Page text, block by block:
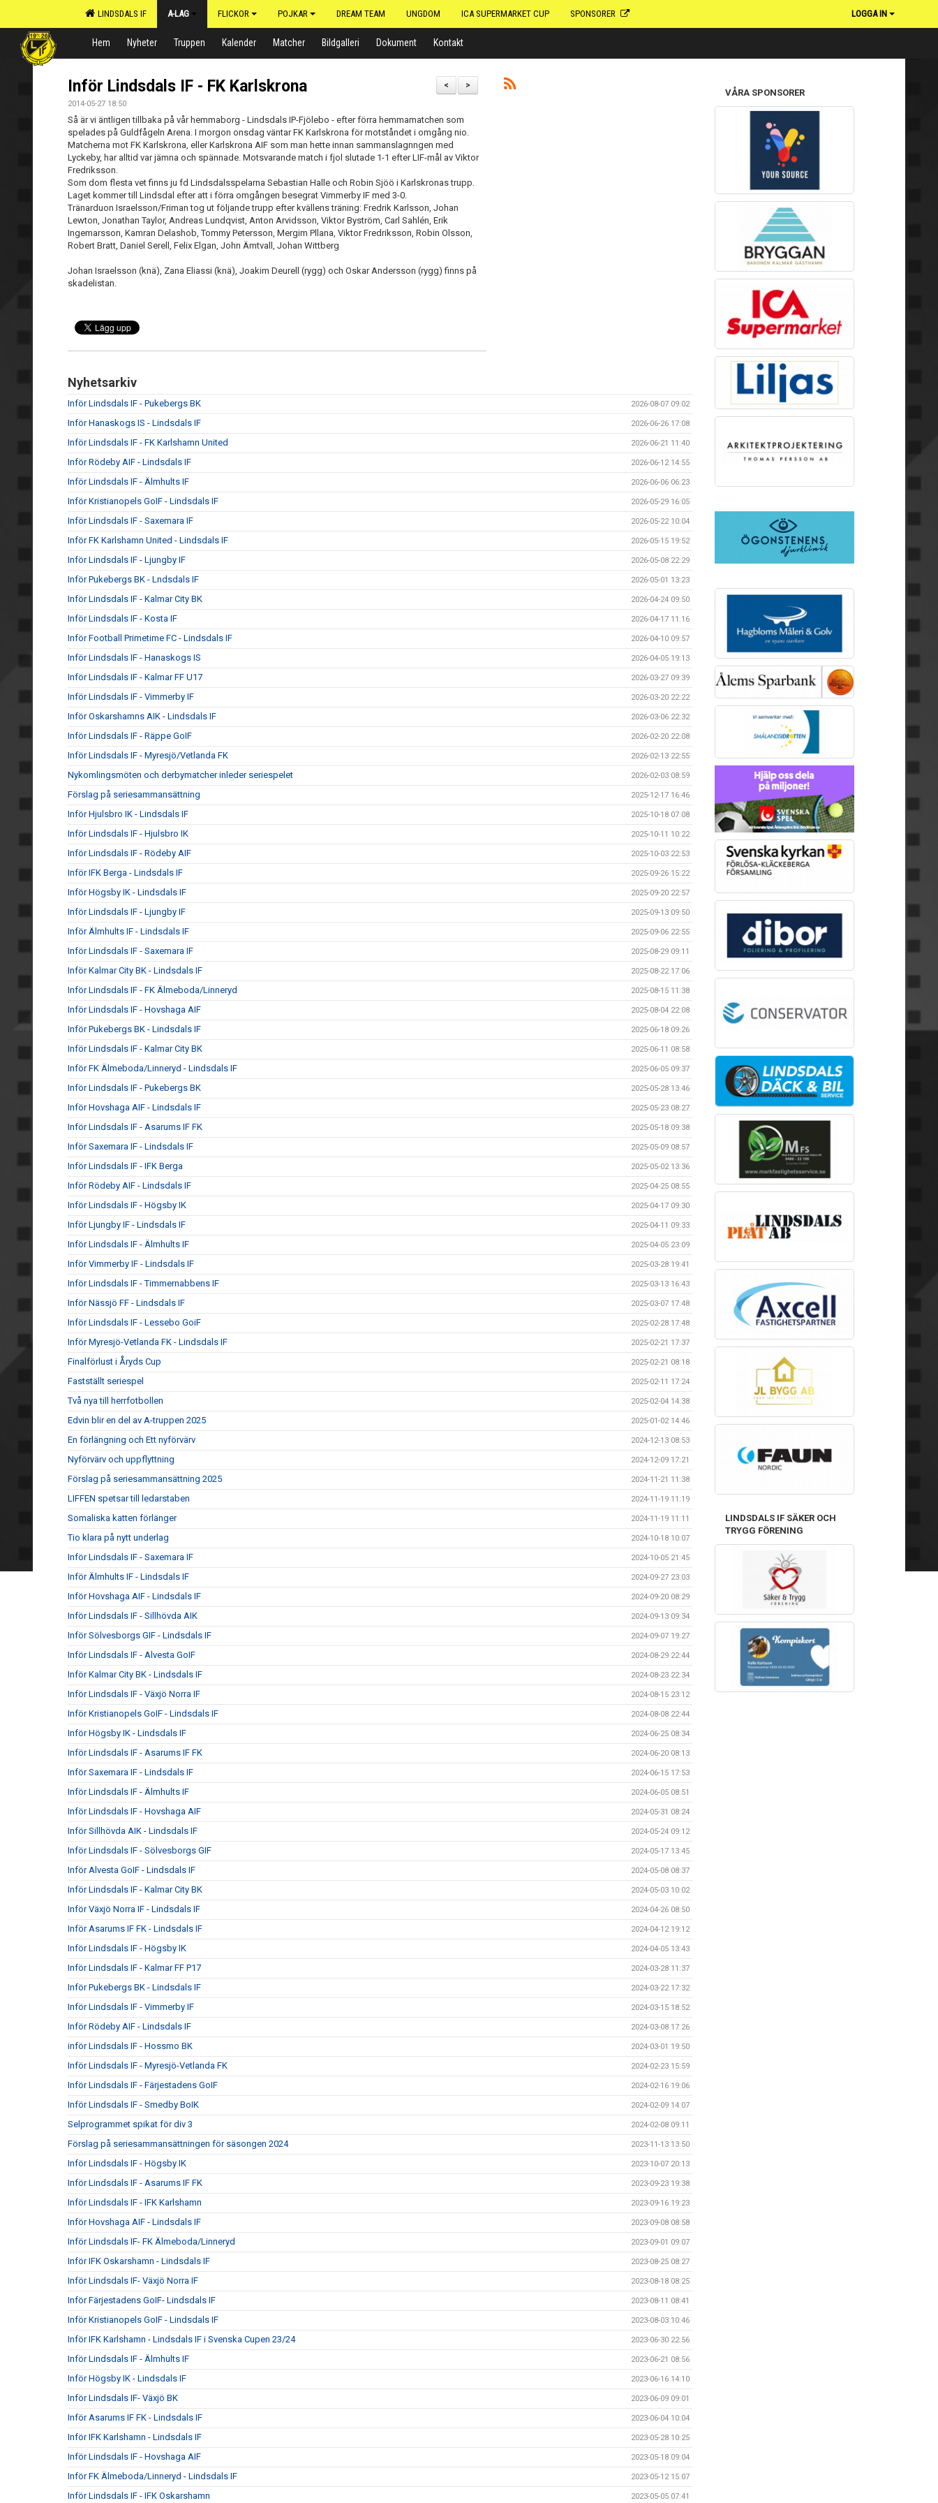
LINDSDALS IF A-LAG FLICKOR POJKAR DREAM TEAM UNGDOM ICA SUPERMARKET CUP SPONSORER LOGGA IN
Hem Nyheter Truppen Kalender Matcher Bildgalleri Dokument Kontakt
>
<
Inför Lindsdals IF - FK Karlskrona
2014-05-27 18:50
Så är vi äntligen tillbaka på vår hemmaborg - Lindsdals IP-Fjölebo - efter förra hemmamatchen som
spelades på Guldfågeln Arena. I morgon onsdag väntar FK Karlskrona för motståndet i omgång nio.
Matcherna mot FK Karlskrona, eller Karlskrona AIF som man hette innan sammanslagnngen med
Lyckeby, har alltid var jämna och spännade. Motsvarande match i fjol slutade 1-1 efter LIF-mål av Viktor
Fredriksson.
Som dom flesta vet finns ju fd Lindsdalsspelarna Sebastian Halle och Robin Sjöö i Karlskronas trupp.
Laget kommer till Lindsdal efter att i förra omgången besegrat Vimmerby IF med 3-0.
Tränarduon Israelsson/Friman tog ut följande trupp efter kvällens träning: Fredrik Karlsson, Johan
Lewton, Jonathan Taylor, Andreas Lundqvist, Anton Arvidsson, Viktor Byström, Carl Sahlén, Erik
Ingemarsson, Kamran Delashob, Tommy Petersson, Mergim Pllana, Viktor Fredriksson, Robin Olsson,
Robert Bratt, Daniel Serell, Felix Elgan, John Ämtvall, Johan Wittberg
Johan Israelsson (knä), Zana Eliassi (knä), Joakim Deurell (rygg) och Oskar Andersson (rygg) finns på
skadelistan.
Nyhetsarkiv
Inför Lindsdals IF - Pukebergs BK 2026-08-07 09:02
Inför Hanaskogs IS - Lindsdals IF 2026-06-26 17:08
Inför Lindsdals IF - FK Karlshamn United 2026-06-21 11:40
Inför Rödeby AIF - Lindsdals IF 2026-06-12 14:55
Inför Lindsdals IF - Älmhults IF 2026-06-06 06:23
Inför Kristianopels GoIF - Lindsdals IF 2026-05-29 16:05
Inför Lindsdals IF - Saxemara IF 2026-05-22 10:04
Inför FK Karlshamn United - Lindsdals IF 2026-05-15 19:52
Inför Lindsdals IF - Ljungby IF 2026-05-08 22:29
Inför Pukebergs BK - Lndsdals IF 2026-05-01 13:23
Inför Lindsdals IF - Kalmar City BK 2026-04-24 09:50
Inför Lindsdals IF - Kosta IF 2026-04-17 11:16
Inför Football Primetime FC - Lindsdals IF 2026-04-10 09:57
Inför Lindsdals IF - Hanaskogs IS 2026-04-05 19:13
Inför Lindsdals IF - Kalmar FF U17 2026-03-27 09:39
Inför Lindsdals IF - Vimmerby IF 2026-03-20 22:22
Inför Oskarshamns AIK - Lindsdals IF 2026-03-06 22:32
Inför Lindsdals IF - Räppe GoIF 2026-02-20 22:08
Inför Lindsdals IF - Myresjö/Vetlanda FK 2026-02-13 22:55
Nykomlingsmöten och derbymatcher inleder seriespelet 2026-02-03 08:59
Förslag på seriesammansättning 2025-12-17 16:46
Inför Hjulsbro IK - Lindsdals IF 2025-10-18 07:08
Inför Lindsdals IF - Hjulsbro IK 2025-10-11 10:22
Inför Lindsdals IF - Rödeby AIF 2025-10-03 22:53
Inför IFK Berga - Lindsdals IF 2025-09-26 15:22
Inför Högsby IK - Lindsdals IF 2025-09-20 22:57
Inför Lindsdals IF - Ljungby IF 2025-09-13 09:50
Inför Älmhults IF - Lindsdals IF 2025-09-06 22:55
Inför Lindsdals IF - Saxemara IF 2025-08-29 09:11
Inför Kalmar City BK - Lindsdals IF 2025-08-22 17:06
Inför Lindsdals IF - FK Älmeboda/Linneryd 2025-08-15 11:38
Inför Lindsdals IF - Hovshaga AIF 2025-08-04 22:08
Inför Pukebergs BK - Lindsdals IF 2025-06-18 09:26
Inför Lindsdals IF - Kalmar City BK 2025-06-11 08:58
Inför FK Älmeboda/Linneryd - Lindsdals IF 2025-06-05 09:37
Inför Lindsdals IF - Pukebergs BK 2025-05-28 13:46
Inför Hovshaga AIF - Lindsdals IF 2025-05-23 08:27
Inför Lindsdals IF - Asarums IF FK 2025-05-18 09:38
Inför Saxemara IF - Lindsdals IF 2025-05-09 08:57
Inför Lindsdals IF - IFK Berga 2025-05-02 13:36
Inför Rödeby AIF - Lindsdals IF 2025-04-25 08:55
Inför Lindsdals IF - Högsby IK 2025-04-17 09:30
Inför Ljungby IF - Lindsdals IF 2025-04-11 09:33
Inför Lindsdals IF - Älmhults IF 2025-04-05 23:09
Inför Vimmerby IF - Lindsdals IF 2025-03-28 19:41
Inför Lindsdals IF - Timmernabbens IF 2025-03-13 16:43
Inför Nässjö FF - Lindsdals IF 2025-03-07 17:48
Inför Lindsdals IF - Lessebo GoiF 2025-02-28 17:48
Inför Myresjö-Vetlanda FK - Lindsdals IF 2025-02-21 17:37
Finalförlust i Åryds Cup 2025-02-21 08:18
Fastställt seriespel 2025-02-11 17:24
Två nya till herrfotbollen 2025-02-04 14:38
Edvin blir en del av A-truppen 2025 2025-01-02 14:46
En förlängning och Ett nyförvärv 2024-12-13 08:53
Nyförvärv och uppflyttning 2024-12-09 17:21
Förslag på seriesammansättning 2025 2024-11-21 11:38
LIFFEN spetsar till ledarstaben 2024-11-19 11:19
Somaliska katten förlänger 2024-11-19 11:11
Tio klara på nytt underlag 2024-10-18 10:07
Inför Lindsdals IF - Saxemara IF 2024-10-05 21:45
Inför Älmhults IF - Lindsdals IF 2024-09-27 23:03
Inför Hovshaga AIF - Lindsdals IF 2024-09-20 08:29
Inför Lindsdals IF - Sillhövda AIK 2024-09-13 09:34
Inför Sölvesborgs GIF - Lindsdals IF 2024-09-07 19:27
Inför Lindsdals IF - Alvesta GoIF 2024-08-29 22:44
Inför Kalmar City BK - Lindsdals IF 2024-08-23 22:34
Inför Lindsdals IF - Växjö Norra IF 2024-08-15 23:12
Inför Kristianopels GoIF - Lindsdals IF 2024-08-08 22:44
Inför Högsby IK - Lindsdals IF 2024-06-25 08:34
Inför Lindsdals IF - Asarums IF FK 2024-06-20 08:13
Inför Saxemara IF - Lindsdals IF 2024-06-15 17:53
Inför Lindsdals IF - Älmhults IF 2024-06-05 08:51
Inför Lindsdals IF - Hovshaga AIF 2024-05-31 08:24
Inför Sillhövda AIK - Lindsdals IF 2024-05-24 09:12
Inför Lindsdals IF - Sölvesborgs GIF 2024-05-17 13:45
Inför Alvesta GoIF - Lindsdals IF 2024-05-08 08:37
Inför Lindsdals IF - Kalmar City BK 2024-05-03 10:02
Inför Växjö Norra IF - Lindsdals IF 2024-04-26 08:50
Inför Asarums IF FK - Lindsdals IF 2024-04-12 19:12
Inför Lindsdals IF - Högsby IK 2024-04-05 13:43
Inför Lindsdals IF - Kalmar FF P17 2024-03-28 11:37
Inför Pukebergs BK - Lindsdals IF 2024-03-22 17:32
Inför Lindsdals IF - Vimmerby IF 2024-03-15 18:52
Inför Rödeby AIF - Lindsdals IF 2024-03-08 17:26
inför Lindsdals IF - Hossmo BK 2024-03-01 19:50
Inför Lindsdals IF - Myresjö-Vetlanda FK 2024-02-23 15:59
Inför Lindsdals IF - Färjestadens GoIF 2024-02-16 19:06
Inför Lindsdals IF - Smedby BoIK 2024-02-09 14:07
Selprogrammet spikat för div 3 2024-02-08 09:11
Förslag på seriesammansättningen för säsongen 2024 2023-11-13 13:50
Inför Lindsdals IF - Högsby IK 2023-10-07 20:13
Inför Lindsdals IF - Asarums IF FK 2023-09-23 19:38
Inför Lindsdals IF - IFK Karlshamn 2023-09-16 19:23
Inför Hovshaga AIF - Lindsdals IF 2023-09-08 08:58
Inför Lindsdals IF- FK Älmeboda/Linneryd 2023-09-01 09:07
Inför IFK Oskarshamn - Lindsdals IF 2023-08-25 08:27
Inför Lindsdals IF- Växjö Norra IF 2023-08-18 08:25
Inför Färjestadens GoIF- Lindsdals IF 2023-08-11 08:41
Inför Kristianopels GoIF - Lindsdals IF 2023-08-03 10:46
Inför IFK Karlshamn - Lindsdals IF i Svenska Cupen 23/24 2023-06-30 22:56
Inför Lindsdals IF - Älmhults IF 2023-06-21 08:56
Inför Högsby IK - Lindsdals IF 2023-06-16 14:10
Inför Lindsdals IF- Växjö BK 2023-06-09 09:01
Inför Asarums IF FK - Lindsdals IF 2023-06-04 10:04
Inför IFK Karlshamn - Lindsdals IF 2023-05-28 10:25
Inför Lindsdals IF - Hovshaga AIF 2023-05-18 09:04
Inför FK Älmeboda/Linneryd - Lindsdals IF 2023-05-12 15:07
Inför Lindsdals IF - IFK Oskarshamn 2023-05-05 07:41
VÅRA SPONSORER
LINDSDALS IF SÄKER OCH
TRYGG FÖRENING